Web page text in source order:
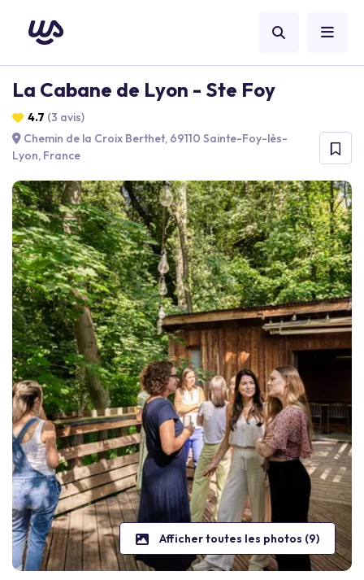
La Cabane de Lyon - Ste Foy
4.7 (3 avis)
Chemin de la Croix Berthet, 69110 Sainte-Foy-lès-
Lyon, France
Afficher toutes les photos (9)